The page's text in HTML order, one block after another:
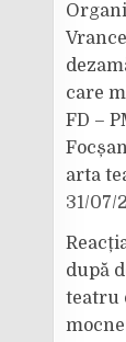
care
FD –
arta
31/07/
după
teatru